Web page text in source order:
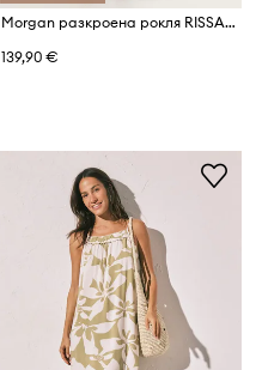
Morgan разкроена рокля RISSAL
139,90 €